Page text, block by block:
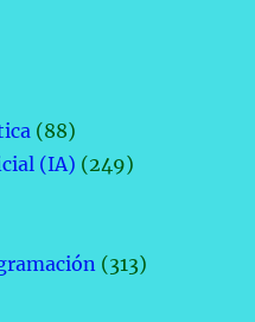
(88)
(IA) (249)
(313)